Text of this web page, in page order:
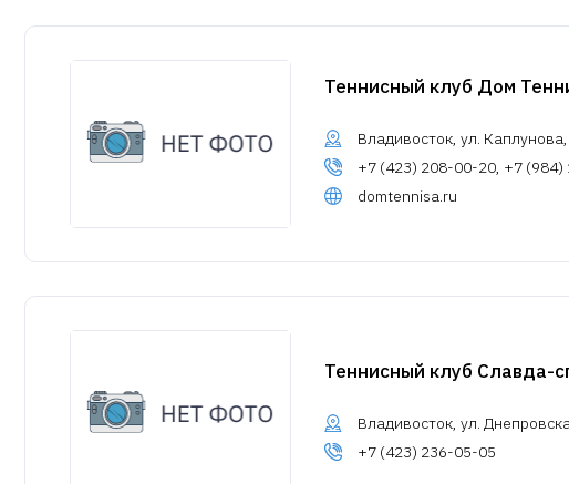
Теннисный клуб Дом
Владивосток, ул. Каплунова,
+7 (423) 208-00-20, +7
domtennisa.ru
Теннисный клуб Славда-
Владивосток, ул.
+7 (423) 236-05-05